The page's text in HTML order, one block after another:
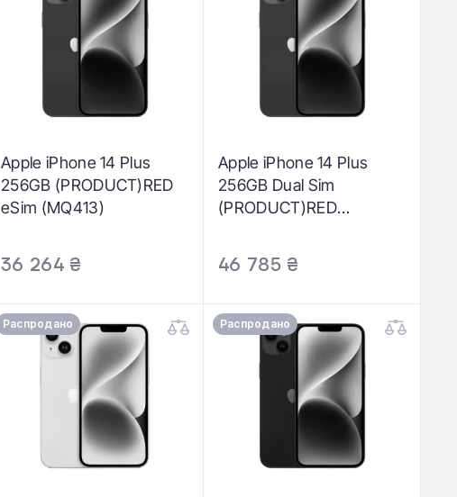
Apple iPhone 14 Plus
256GB (PRODUCT)RED
eSim (MQ413)
36 264 ₴
Apple iPhone 14 Plus
256GB Dual Sim
(PRODUCT)RED
46 785 ₴
Распродано Распродано